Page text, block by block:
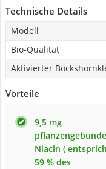
Technische Details
Modell
Bio-Qualität
Aktivierter
Vorteile
9,5 mg
Niacin (
59 % des